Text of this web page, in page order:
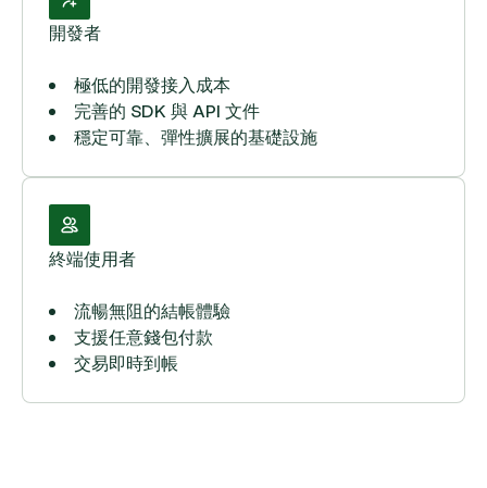
開發者
極低的開發接入成本
完善的 SDK 與 API 文件
穩定可靠、彈性擴展的基礎設施
終端使用者
流暢無阻的結帳體驗
支援任意錢包付款
交易即時到帳